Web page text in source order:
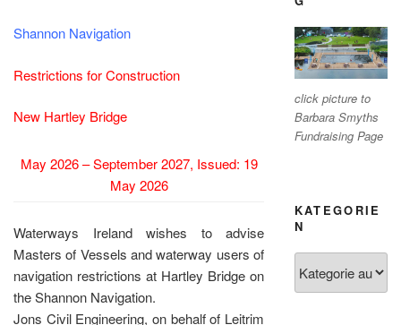
Shannon Navigation
Restrictions for Construction
New Hartley Bridge
May 2026 – September 2027, Issued: 19
May 2026
Waterways Ireland wishes to advise
Masters of Vessels and waterway users of
navigation restrictions at Hartley Bridge on
the Shannon Navigation.
Jons Civil Engineering, on behalf of Leitrim
click picture to
Barbara Smyths
Fundraising Page
KATEGORIE
N